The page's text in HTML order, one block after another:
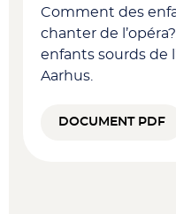
Comment des
chanter de
enfants sourds de
Aarhus.
DOCUMENT PDF